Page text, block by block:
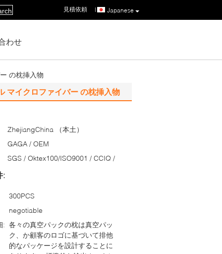
Japanese
見積依頼 |
わせ
の枕挿入物
マイクロファイバー の枕挿入物
ZhejiangChina （本土）
GAGA / OEM
SGS / Oktex100/ISO9001 / CCIQ /
:
300PCS
negotiable
: 各々の真空パックの枕は真空パッ
ク、か顧客のロゴに基づいて排他
的なパッケージを設計することに